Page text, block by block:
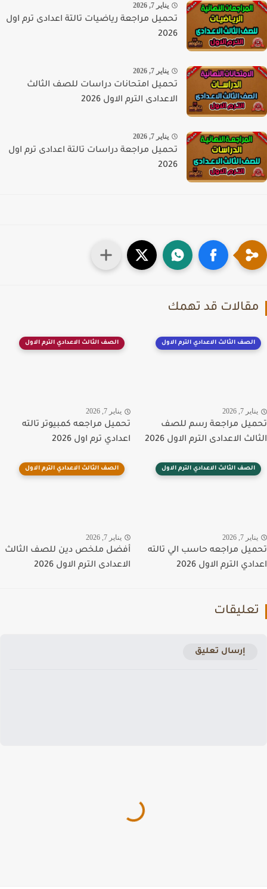
يناير 7, 2026
تحميل مراجعة رياضيات تالتة اعدادى ترم اول
2026
يناير 7, 2026
تحميل امتحانات دراسات للصف الثالث
الاعدادى الترم الاول 2026
يناير 7, 2026
تحميل مراجعة دراسات تالتة اعدادى ترم اول
2026
قد تهمك
الصف الثالث الاعدادي الترم الاول
7, 2026
مراجعة رسم للصف
الاعدادى الترم الاول 2026
الصف الثالث الاعدادي الترم الاول
يناير 7, 2026
تحميل مراجعه كمبيوتر تالته
اعدادي ترم اول 2026
الصف الثالث الاعدادي الترم الاول
7, 2026
مراجعه حاسب الي تالته
الترم الاول 2026
الصف الثالث الاعدادي الترم الاول
يناير 7, 2026
أفضل ملخص دين للصف الثالث
الاعدادى الترم الاول 2026
إرسال تعليق